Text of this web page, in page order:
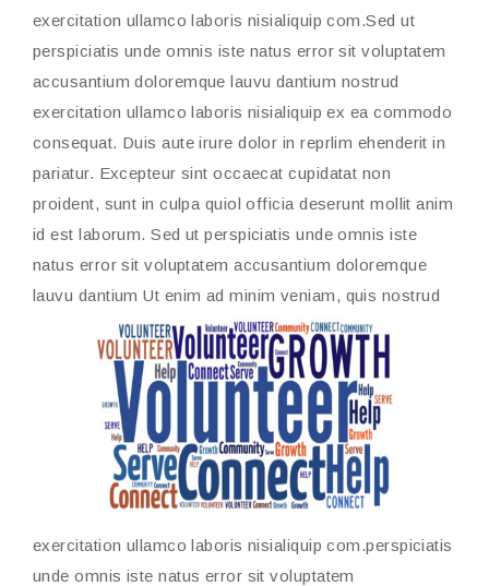
exercitation ullamco laboris nisialiquip com.Sed ut
perspiciatis unde omnis iste natus error sit voluptatem
accusantium doloremque lauvu dantium nostrud
exercitation ullamco laboris nisialiquip ex ea commodo
consequat. Duis aute irure dolor in reprlim ehenderit in
pariatur. Excepteur sint occaecat cupidatat non
proident, sunt in culpa quiol officia deserunt mollit anim
id est laborum. Sed ut perspiciatis unde omnis iste
natus error sit voluptatem accusantium doloremque
lauvu dantium Ut enim ad minim veniam, quis nostrud
exercitation ullamco laboris nisialiquip com.perspiciatis
unde omnis iste natus error sit voluptatem